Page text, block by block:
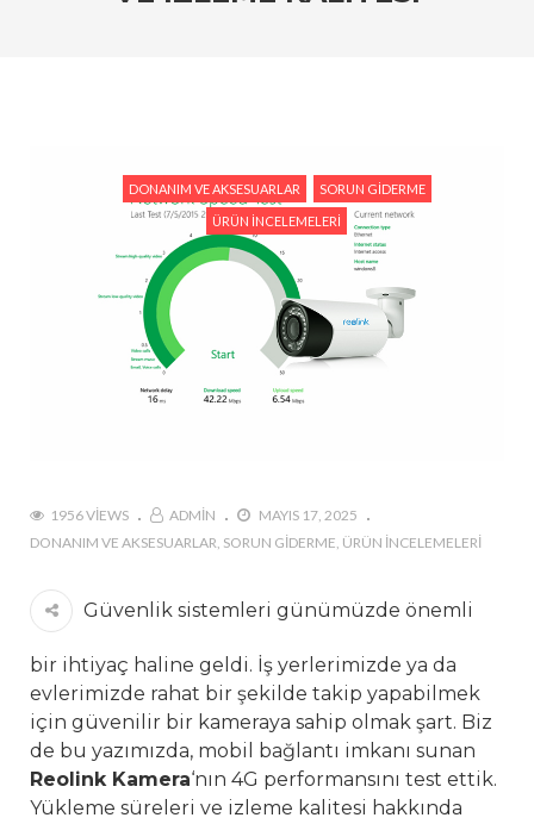
#Reolink Gelecek Teknolojileri : Yapay Zeka ve Akıllı
Güvenlik Sistemleri
#Reolink Güvenlik Kameraları ile Hırsızlıkları
Önlemenin Etkili Yolları
#Reolink NVR Sistemi ile Kamera Görüntülerini
Nasıl Yönetirsiniz?
DONANIM VE AKSESUARLAR SORUN GIDERME
ÜRÜN İNCELEMELERI
1956 VIEWS ADMIN
MAYIS 17, 2025
DONANIM VE AKSESUARLAR SORUN GIDERME ÜRÜN İNCELEMELERI
Güvenlik sistemleri günümüzde önemli
bir ihtiyaç haline geldi. İş yerlerimizde ya da
evlerimizde rahat bir şekilde takip yapabilmek
için güvenilir bir kameraya sahip olmak şart. Biz
de bu yazımızda, mobil bağlantı imkanı sunan
Reolink Kamera‘nın 4G performansını test ettik.
Yükleme süreleri ve izleme kalitesi hakkında